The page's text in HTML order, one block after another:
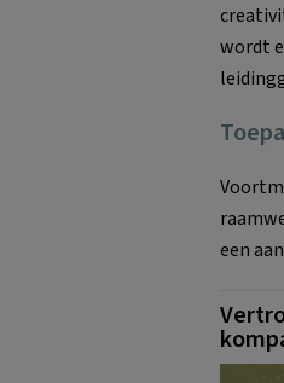
wordt
een